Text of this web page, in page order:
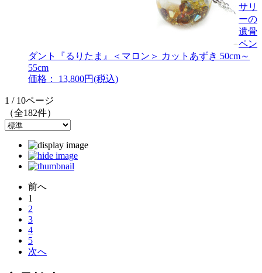
サリ
ーの
遺骨
ペン
ダント『るりたま』＜マロン＞ カットあずき 50cm～
55cm
価格： 13,800円(税込)
1 / 10ページ
（全182件）
前へ
1
2
3
4
5
次へ